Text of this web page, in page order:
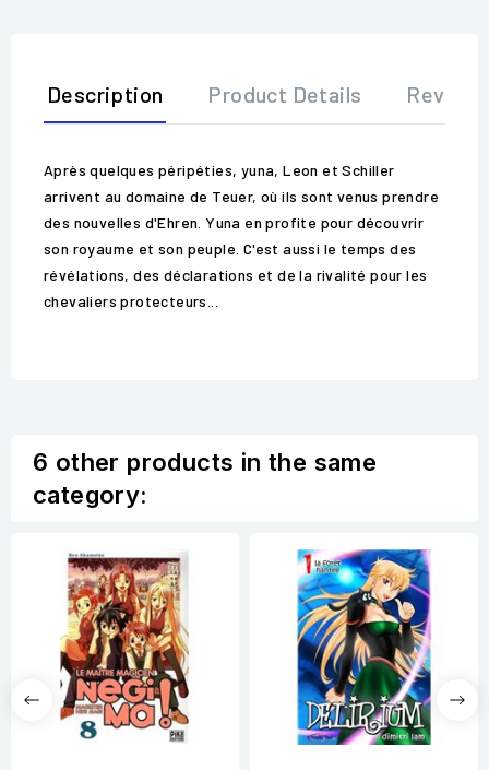
Description Product Details
Après quelques péripéties, yuna, Leon et Schiller
arrivent au domaine de Teuer, où ils sont venus prendre
des nouvelles d'Ehren. Yuna en profite pour découvrir
son royaume et son peuple. C'est aussi le temps des
révélations, des déclarations et de la rivalité pour les
chevaliers protecteurs...
6 other products in the same
category: